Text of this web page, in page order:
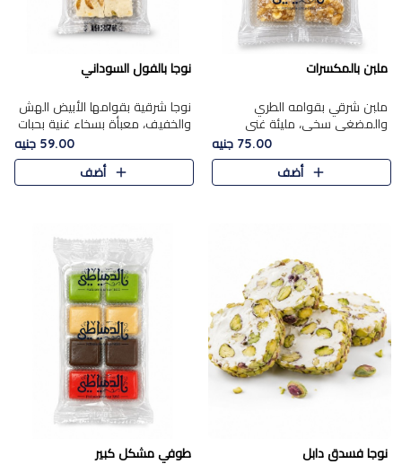
ملبن بالمكسرات
ملبن شرقي بقوامه الطري
والمضغي سخي، مليئة غني
بتشكيلة فاخرة من المكسرات
مشكلة المختارة التي تقدم تضيف
قرمشة مميزة مرضية ونكهة
75.00 جنيه
أضف
نوجا بالفول السوداني
نوجا شرقية بقوامها الأبيض الهش
والخفيف، معبأة بسخاء غنية بحبات
الفول السوداني المحمص التي
يقدم تضيف قرمشة مميزة مرضية
وتوازنًا رائعًا مع حلا..
59.00 جنيه
أضف
نوجا فسدق دابل طوفي مشكل كبير